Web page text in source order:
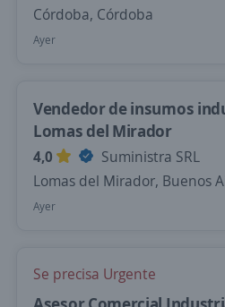
Córdoba, Córdoba
Ayer
Vendedor de insumos
Lomas del Mirador
4,0
Suministra SRL
Lomas del Mirador, Buenos
Ayer
Se precisa Urgente